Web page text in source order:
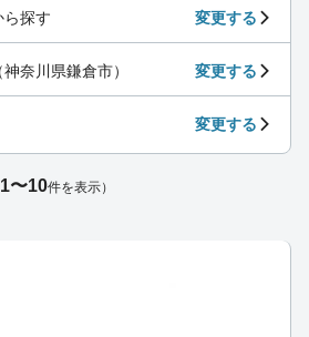
ら探す 変更する
奈川県鎌倉市） 変更する
変更する
1〜10件を表示）